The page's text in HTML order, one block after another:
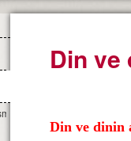
ül Hüsna
Din ve
Din ve dinin